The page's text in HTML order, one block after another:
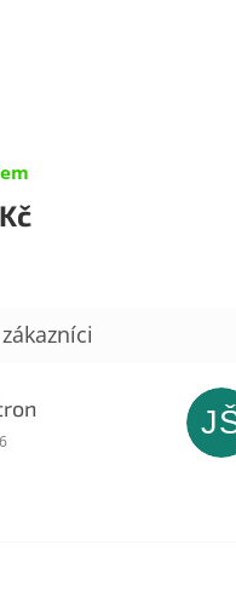
obchodu je 5 z 5